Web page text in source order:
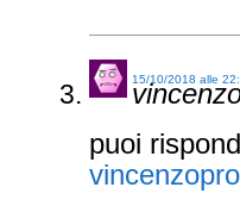
15/10/2018 alle
puoi